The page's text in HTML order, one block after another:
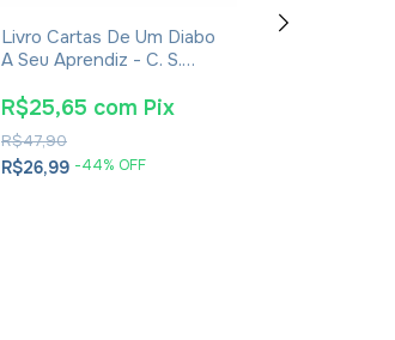
Livro Cartas De Um Diabo
A Seu Aprendiz - C. S.
R$26,99 -44% OFF
R$47,90
R$25,65 com Pix
Livro